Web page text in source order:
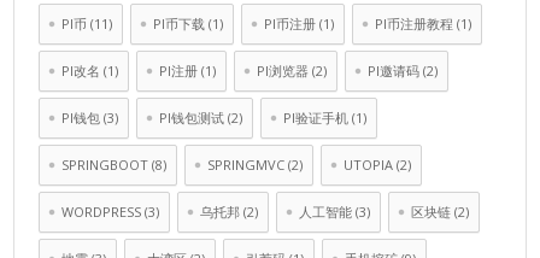
PI币 (11) PI币下载 (1) PI币注册 (1) PI币注册教程 (1)
PI改名 (1) PI注册 (1) PI浏览器 (2) PI邀请码 (2)
PI钱包 (3) PI钱包测试 (2) PI验证手机 (1)
SPRINGBOOT (8) SPRINGMVC (2) UTOPIA (2)
WORDPRESS (3) 乌托邦 (2) 人工智能 (3) 区块链 (2)